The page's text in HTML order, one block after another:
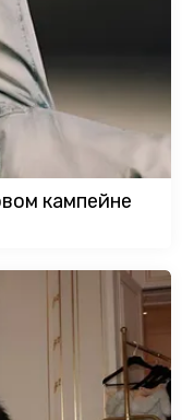
кампейне